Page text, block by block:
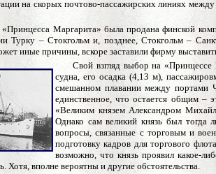
на скорых почтово-пассажирских линиях
Маргарита» была продана финской
Турку – Стокгольм и, позднее, Стокгольм –
иные причины, вскоре заставили фирму
Свой взгляд выбор на «Принцессе
судна, его осадка (4,13 м),
смешанном плавании между портами
единственное, что остается общим –
«Великим князем Александром
Однако сам великий князь был тогда
вопросы, связанные с торговым и
подготовку кадров для торгового
возможно, что князь проявил какое-
Хотя, вполне вероятны и другие обстоятельства.